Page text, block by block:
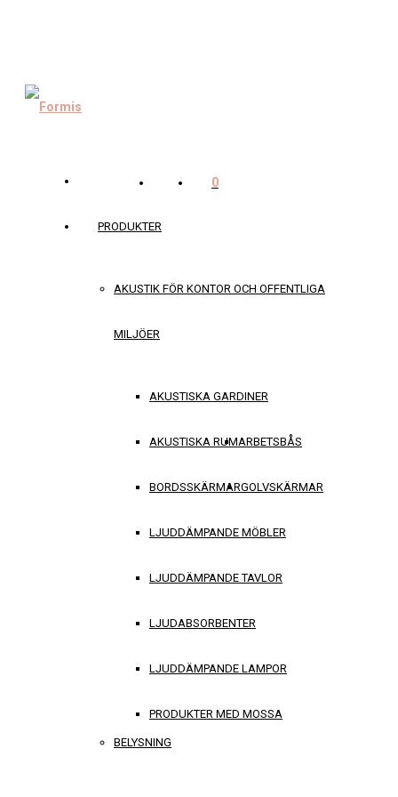
PRODUKTER
AKUSTIK FÖR KONTOR OCH OFFENTLIGA
MILJÖER
AKUSTISKA GARDINER
AKUSTISKA RUMARBETSBÅS
BORDSSKÄRMARGOLVSKÄRMAR
LJUDDÄMPANDE MÖBLER
LJUDDÄMPANDE TAVLOR
LJUDABSORBENTER
LJUDDÄMPANDE LAMPOR
PRODUKTER MED MOSSA
BELYSNING
0